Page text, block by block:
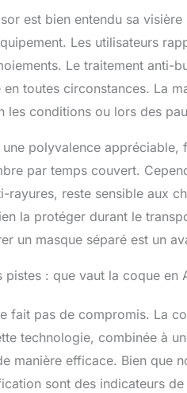
est bien entendu sa
Les utilisateurs
Le traitement
toutes circonstances. La
les conditions ou lors des
polyvalence
par temps couvert.
rayures, reste sensible aux
la protéger durant le
un masque séparé est un
: que vaut la coque en
fait pas de compromis. La
technologie, combinée à
manière efficace. Bien que
sont des indicateurs